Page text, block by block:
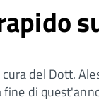
del Dott.
di